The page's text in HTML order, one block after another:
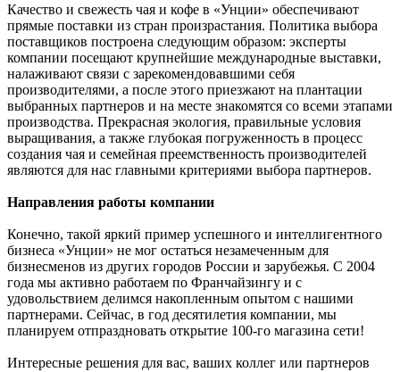
Качество и свежесть чая и кофе в «Унции» обеспечивают
прямые поставки из стран произрастания. Политика выбора
поставщиков построена следующим образом: эксперты
компании посещают крупнейшие международные выставки,
налаживают связи с зарекомендовавшими себя
производителями, а после этого приезжают на плантации
выбранных партнеров и на месте знакомятся со всеми этапами
производства. Прекрасная экология, правильные условия
выращивания, а также глубокая погруженность в процесс
создания чая и семейная преемственность производителей
являются для нас главными критериями выбора партнеров.
Направления работы компании
Конечно, такой яркий пример успешного и интеллигентного
бизнеса «Унции» не мог остаться незамеченным для
бизнесменов из других городов России и зарубежья. С 2004
года мы активно работаем по Франчайзингу и с
удовольствием делимся накопленным опытом с нашими
партнерами. Сейчас, в год десятилетия компании, мы
планируем отпраздновать открытие 100-го магазина сети!
Интересные решения для вас, ваших коллег или партнеров